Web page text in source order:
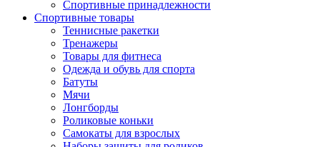
Спортивные принадлежности
Спортивные товары
Теннисные ракетки
Тренажеры
Товары для фитнеса
Одежда и обувь для спорта
Батуты
Мячи
Лонгборды
Роликовые коньки
Самокаты для взрослых